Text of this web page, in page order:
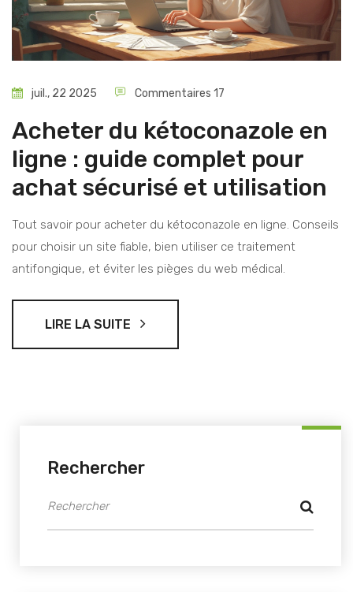
juil., 22 2025 Commentaires 17
Acheter du kétoconazole en
ligne : guide complet pour
achat sécurisé et utilisation
Tout savoir pour acheter du kétoconazole en ligne. Conseils
pour choisir un site fiable, bien utiliser ce traitement
antifongique, et éviter les pièges du web médical.
LIRE LA SUITE
Rechercher